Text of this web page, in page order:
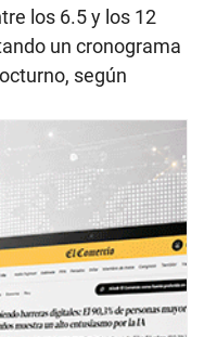
los 6.5 y los 12
un cronograma
según